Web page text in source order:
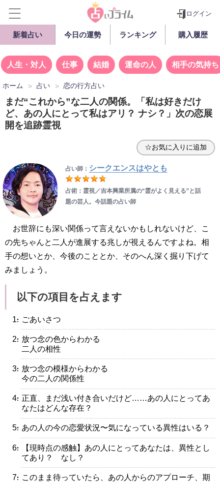
ログイン
新着占い 今日の運勢 ランキング 購入履歴
人生・対人 仕事 結婚 運命の人 相手の気持ち
ホーム 占い 恋の行方占い
まだ“これから”な二人の関係。「私は好きだけ
ど、あの人にとって私はアリ？ ナシ？」次の恋展
開を追跡霊視
☆お気に入りに追加
占い師： シークエンスはやとも
占術：霊視／吉本興業所属の“霊がよく見える”と話
題の芸人。今話題の占い師
お世辞にも深い関係って言えないかもしれないけど、こ
の先ちゃんと二人が進展する兆しが視えるんですよね。相
手の想いとか、今後のこととか、そのへん深く掘り下げて
みましょう。
以下の項目を占えます
・ごあいさつ
・放つ念の色からわかる
二人の相性
・放つ念の模様からわかる
今の二人の関係性
・正直、まだ浅い付き合いだけど……あの人にとってあ
なたはどんな存在？
・あの人の今の恋愛状況〜気になっている異性はいる？
・【現時点の感触】あの人にとってあなたは、異性とし
てあり？ なし？
・このまま待っていたら、あの人からのアプローチ、期